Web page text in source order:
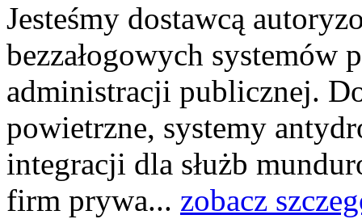
Jesteśmy dostawcą
bezzałogowych systemów
administracji publicznej.
powietrzne, systemy
integracji dla służb
firm prywa... zobacz